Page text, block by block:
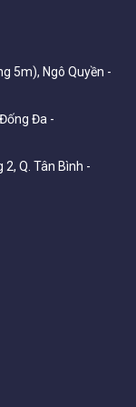
trên file
hikvision/
trước khi lắp
5m), Ngô Quyền -
Đa -
Q. Tân Bình -